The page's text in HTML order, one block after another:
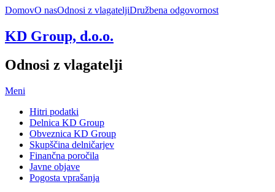
DomovO nasOdnosi z vlagateljiDružbena odgovornost
KD Group, d.o.o.
Odnosi z vlagatelji
Meni
Hitri podatki
Delnica KD Group
Obveznica KD Group
Skupščina delničarjev
Finančna poročila
Javne objave
Pogosta vprašanja